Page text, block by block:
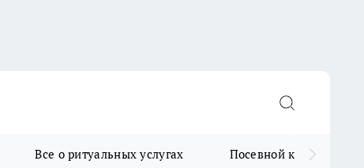
Все о ритуальных услугах Посевной календарь